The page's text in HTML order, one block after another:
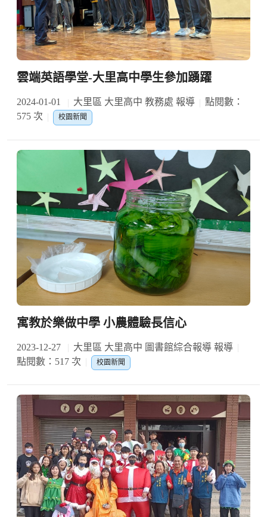
雲端英語學堂-大里高中學生參加踴躍
2024-01-01 大里區 大里高中 教務處 報導
點閱數：
575 次
校園新聞
寓教於樂做中學 小農體驗長信心
2023-12-27
大里區 大里高中 圖書館綜合報導 報導
點閱數：517 次
校園新聞